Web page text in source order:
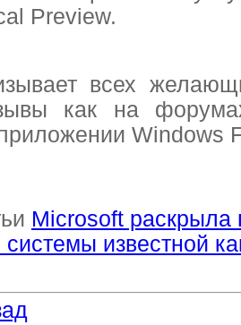
Preview.
всех
как на
Windows
Microsoft раскрыла
известной